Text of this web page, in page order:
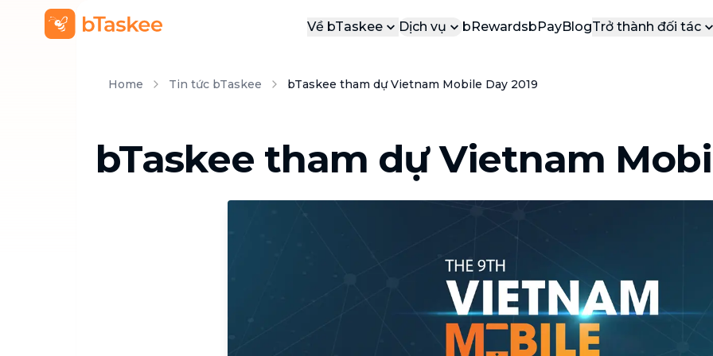
Về bTaskee
Thông cáo báo chí
Tuyển dụng
Liên hệ
Dịch vụ
DỊCH VỤ PHỔ BIẾN
Dọn dẹp nhà (ca lẻ)
Vệ sinh, dọn dẹp nhà cửa sạch tinh
Vệ sinh sofa, rèm, nệm, thảm
Đánh bay mọi vết bẩn trên sofa, nệm,
rèm, thảm
Dịch vụ chuyển nhà
bRewardsbPayBlogTrở thành đối tác
Home Tin tức bTaskee bTaskee tham dự Vietnam Mobile Day 2019
bTaskee tham dự Vietnam